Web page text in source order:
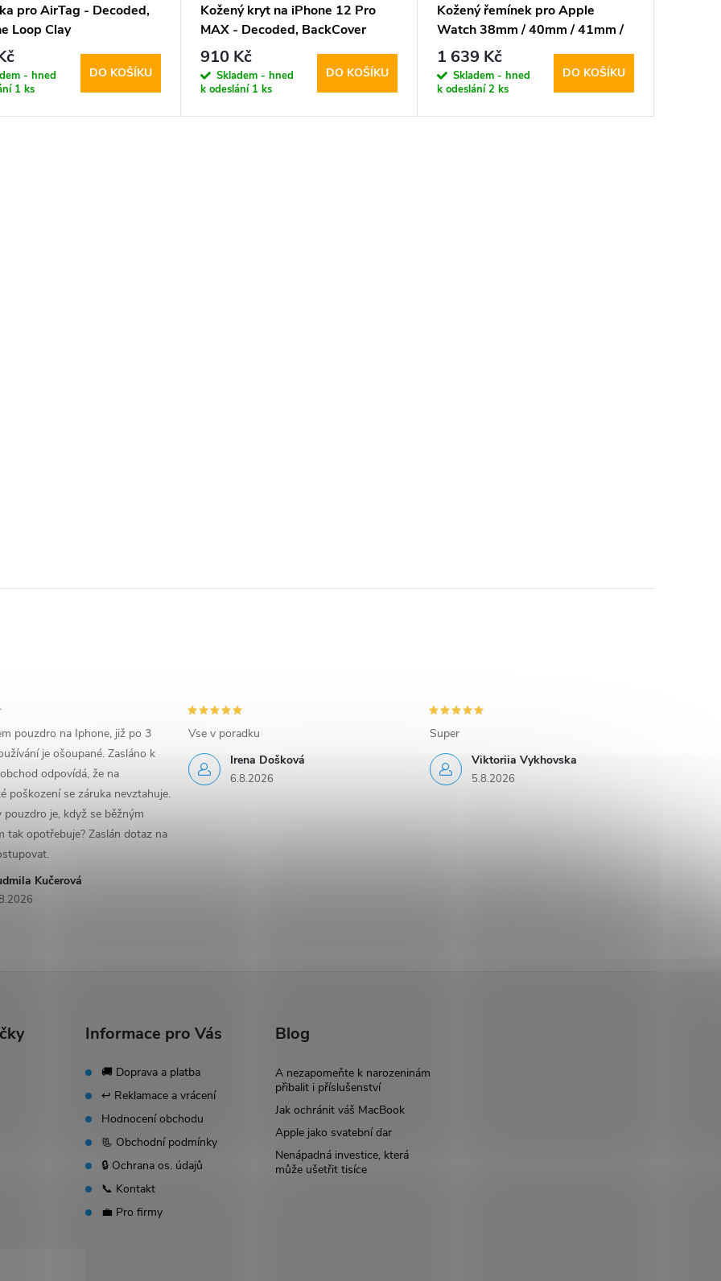
pro AirTag - Decoded,
Loop Clay
- hned
1 ks
DO KOŠÍKU
Kožený kryt na iPhone 12 Pro
MAX - Decoded, BackCover
Black
910 Kč
Skladem - hned
k odeslání 1 ks
DO KOŠÍKU
Kožený řemínek pro Apple
Watch 38mm / 40mm / 41mm /
42mm - Decoded, Traction Black
1 639 Kč
Skladem - hned
k odeslání2 ks
DO KOŠÍKU
Kučerová
pouzdro na Iphone, již po 3
je ošoupané. Zasláno k
odpovídá, že na
poškození se záruka nevztahuje.
pouzdro je, když se běžným
tak opotřebuje? Zaslán dotaz na
Irena Došková
6.8.2026
Vse v poradku
Viktoriia Vykhovska
5.8.2026
Super
Informace pro Vás
🚚 Doprava a platba
↩️ Reklamace a vrácení
Hodnocení obchodu
📃 Obchodní podmínky
🔒 Ochrana os. údajů
📞 Kontakt
💼 Pro firmy
Blog
A nezapomeňte k narozeninám
přibalit i příslušenství
Jak ochránit váš MacBook
Apple jako svatební dar
Nenápadná investice, která
může ušetřit tisíce